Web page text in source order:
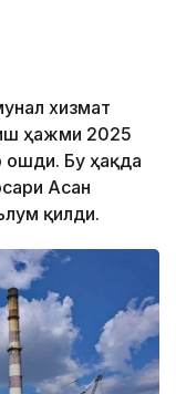
хизмат
ҳажми 2025
ошди. Бу ҳақда
Асан
қилди.